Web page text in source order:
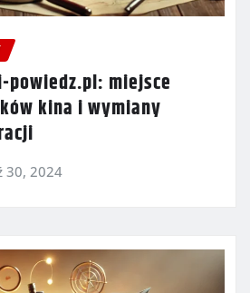
miejsce
kina i wymiany
30, 2024